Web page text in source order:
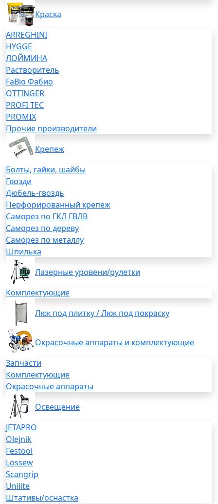
Краска
ARREGHINI
HYGGE
ЛОЙМИНА
Растворитель
FaBio Фабио
OTTINGER
PROFI TEC
PROMIX
Прочие производители
Крепеж
Болты, гайки, шайбы
Гвозди
Дюбель-гвоздь
Перфорированный крепеж
Саморез по ГКЛ ГВЛВ
Саморез по дереву
Саморез по металлу
Шпилька
Лазерные уровени/рулетки
Комплектующие
Люк под плитку / Люк под покраску
Окрасочные аппараты и комплектующие
Запчасти
Комплектующие
Окрасочные аппараты
Освещение
JETAPRO
Olejnik
Festool
Lossew
Scangrip
Unilite
Штативы/оснастка